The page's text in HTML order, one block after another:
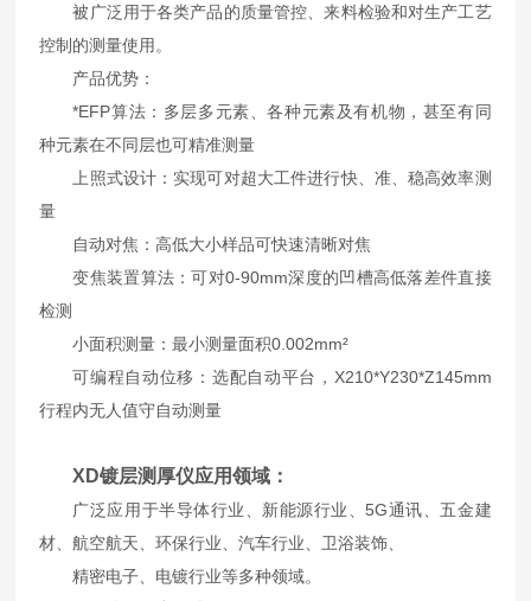
被广泛用于各类产品的质量管控、来料检验和对生产工艺
控制的测量使用。
产品优势：
*EFP算法：多层多元素、各种元素及有机物，甚至有同
种元素在不同层也可精准测量
上照式设计：实现可对超大工件进行快、准、稳高效率测
量
自动对焦：高低大小样品可快速清晰对焦
变焦装置算法：可对0-90mm深度的凹槽高低落差件直接
检测
小面积测量：最小测量面积0.002mm²
可编程自动位移：选配自动平台，X210*Y230*Z145mm
行程内无人值守自动测量
XD镀层测厚仪应用领域：
广泛应用于半导体行业、新能源行业、5G通讯、五金建
材、航空航天、环保行业、汽车行业、卫浴装饰、
精密电子、电镀行业等多种领域。